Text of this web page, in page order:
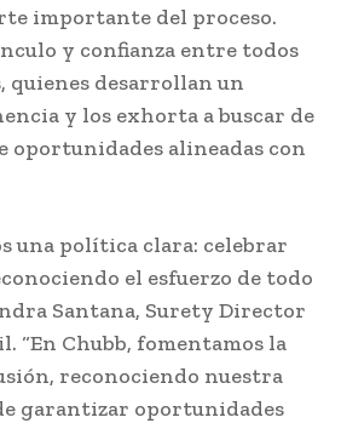
importante del proceso.
y confianza entre todos
quienes desarrollan un
y los exhorta a buscar de
oportunidades alineadas con
una política clara: celebrar
el esfuerzo de todo
Santana, Surety Director
“En Chubb, fomentamos la
reconociendo nuestra
garantizar oportunidades